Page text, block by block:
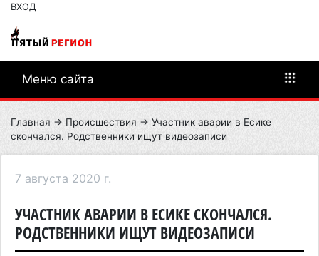
ВХОД
Меню сайта
Главная → Происшествия → Участник аварии в Есике
скончался. Родственники ищут видеозаписи
7 августа 2020 г.
УЧАСТНИК АВАРИИ В ЕСИКЕ СКОНЧАЛСЯ.
РОДСТВЕННИКИ ИЩУТ ВИДЕОЗАПИСИ